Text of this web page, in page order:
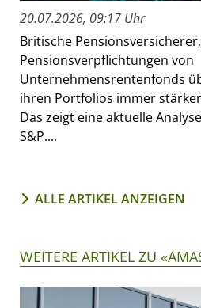
20.07.2026, 09:17 Uhr
Britische
Pensionsverpflichtungen von
Unternehmensrentenfonds
ihren Portfolios immer
Das zeigt eine aktuelle
S&P....
ALLE ARTIKEL ANZEIGEN
WEITERE ARTIKEL ZU